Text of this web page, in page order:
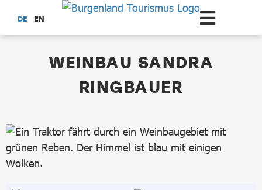
Zum Hauptinhalt springen
DE EN
WEINBAU SANDRA
RINGBAUER